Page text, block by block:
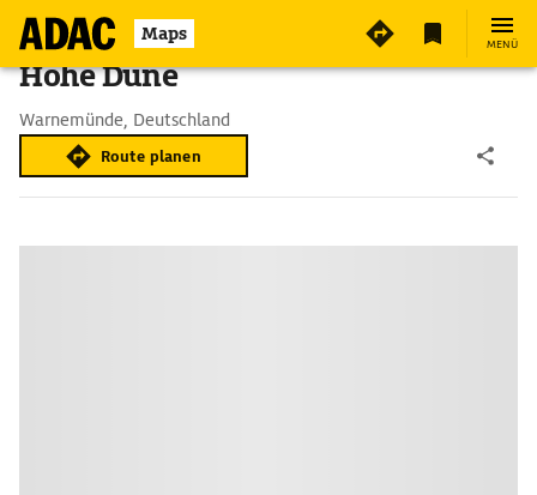
Maps MENÜ
Hohe Düne
Warnemünde, Deutschland
Route planen